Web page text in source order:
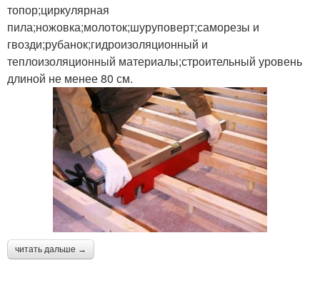
топор;циркулярная
пила;ножовка;молоток;шуруповерт;саморезы и
гвозди;рубанок;гидроизоляционный и
теплоизоляционный материалы;строительный уровень
длиной не менее 80 см.
читать дальше →